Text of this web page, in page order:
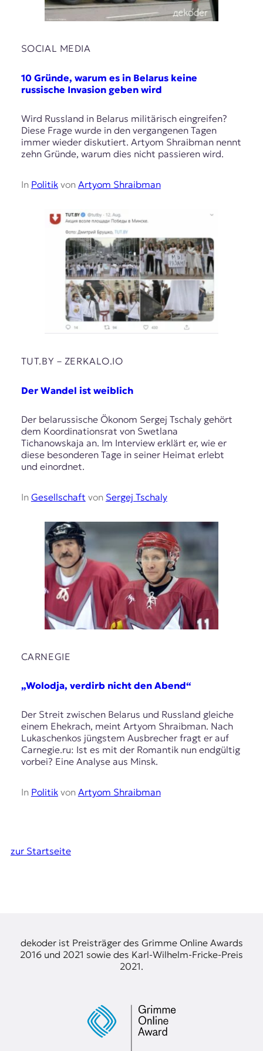
SOCIAL MEDIA
10 Gründe, warum es in Belarus keine
russische Invasion geben wird
Wird Russland in Belarus militärisch eingreifen?
Diese Frage wurde in den vergangenen Tagen
immer wieder diskutiert. Artyom Shraibman nennt
zehn Gründe, warum dies nicht passieren wird.
In Politikvon Artyom Shraibman
TUT.BY – ZERKALO.IO
Der Wandel ist weiblich
Der belarussische Ökonom Sergej Tschaly gehört
dem Koordinationsrat von Swetlana
Tichanowskaja an. Im Interview erklärt er, wie er
diese besonderen Tage in seiner Heimat erlebt
und einordnet.
In Gesellschaft von Sergej Tschaly
CARNEGIE
„Wolodja, verdirb nicht den Abend“
Der Streit zwischen Belarus und Russland gleiche
einem Ehekrach, meint Artyom Shraibman. Nach
Lukaschenkos jüngstem Ausbrecher fragt er auf
Carnegie.ru: Ist es mit der Romantik nun endgültig
vorbei? Eine Analyse aus Minsk.
In Politikvon Artyom Shraibman
zur Startseite
dekoder ist Preisträger des Grimme Online Awards
2016 und 2021 sowie des Karl-Wilhelm-Fricke-Preis
2021.